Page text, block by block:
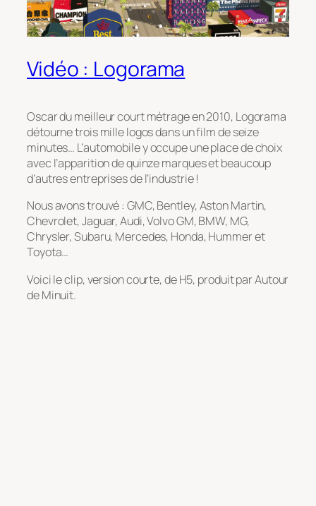
Vidéo : Logorama
Oscar du meilleur court métrage en 2010, Logorama
détourne trois mille logos dans un film de seize
minutes… L’automobile y occupe une place de choix
avec l’apparition de quinze marques et beaucoup
d’autres entreprises de l’industrie !
Nous avons trouvé : GMC, Bentley, Aston Martin,
Chevrolet, Jaguar, Audi, Volvo GM, BMW, MG,
Chrysler, Subaru, Mercedes, Honda, Hummer et
Toyota…
Voici le clip, version courte, de H5, produit par Autour
de Minuit.